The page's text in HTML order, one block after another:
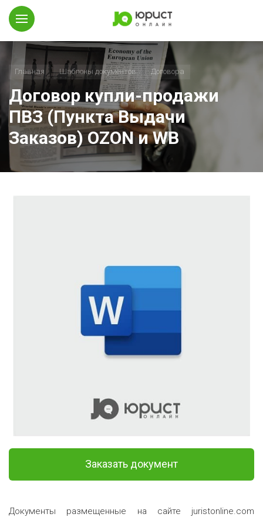
Главная Шаблоны документов Договора
Договор купли-продажи
ПВЗ (Пункта Выдачи
Заказов) OZON и WB
Документы размещенные на сайте juristonline.com
Заказать документ